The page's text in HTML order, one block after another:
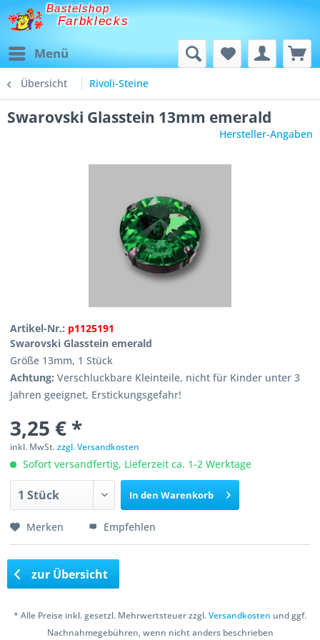
Bastelshop
Farbklecks
Menü
Übersicht Rivoli-Steine
Swarovski Glasstein 13mm emerald
Hersteller-Angaben
Artikel-Nr.: p1125191
Swarovski Glasstein emerald
Größe 13mm, 1 Stück
Achtung: Verschluckbare Kleinteile, nicht für Kinder unter 3
Jahren geeignet, Erstickungsgefahr!
3,25 € *
inkl. MwSt.zzgl. Versandkosten
Sofort versandfertig, Lieferzeit ca. 1-2 Werktage
In den Warenkorb
Merken Empfehlen
zur Übersicht
* Alle Preise inkl. gesetzl. Mehrwertsteuer zzgl.Versandkosten und ggf.
Nachnahmegebühren, wenn nicht anders beschrieben